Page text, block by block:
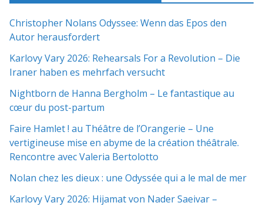
Christopher Nolans Odyssee: Wenn das Epos den
Autor herausfordert
Karlovy Vary 2026: Rehearsals For a Revolution – Die
Iraner haben es mehrfach versucht
Nightborn de Hanna Bergholm – Le fantastique au
cœur du post-partum
Faire Hamlet ! au Théâtre de l’Orangerie – Une
vertigineuse mise en abyme de la création théâtrale.
Rencontre avec Valeria Bertolotto
Nolan chez les dieux : une Odyssée qui a le mal de mer
Karlovy Vary 2026: Hijamat von Nader Saeivar​​ –